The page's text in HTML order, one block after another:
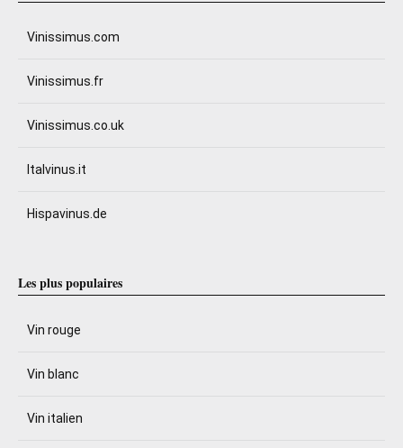
Vinissimus.com
Vinissimus.fr
Vinissimus.co.uk
Italvinus.it
Hispavinus.de
Les plus populaires
Vin rouge
Vin blanc
Vin italien